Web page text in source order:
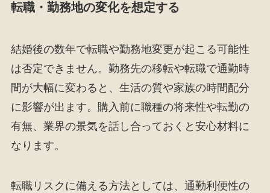
転職・勤務地の変化を想定する
結婚後の数年で転職や勤務地変更が起こる可能性
は否定できません。勤務先の移転や転職で通勤時
間が大幅に変わると、生活の質や家族の時間配分
に影響が出ます。購入前に職種の将来性や転勤の
有無、業界の景気を話し合っておくと安心材料に
なります。
転職リスクに備える方法としては、通勤利便性の